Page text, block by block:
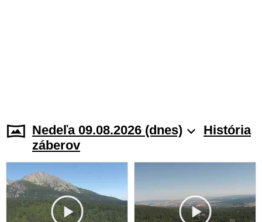
Nedeľa 09.08.2026 (dnes)
História
záberov